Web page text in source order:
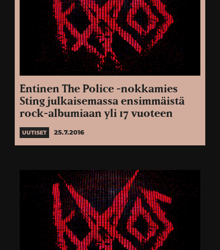
Entinen The Police -nokkamies
Sting julkaisemassa ensimmäistä
rock-albumiaan yli 17 vuoteen
UUTISET 25.7.2016